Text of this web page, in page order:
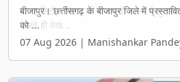
बीजापुर। छत्तीसगढ़ के बीजापुर जिले में
को ...
07 Aug 2026 | Manishankar